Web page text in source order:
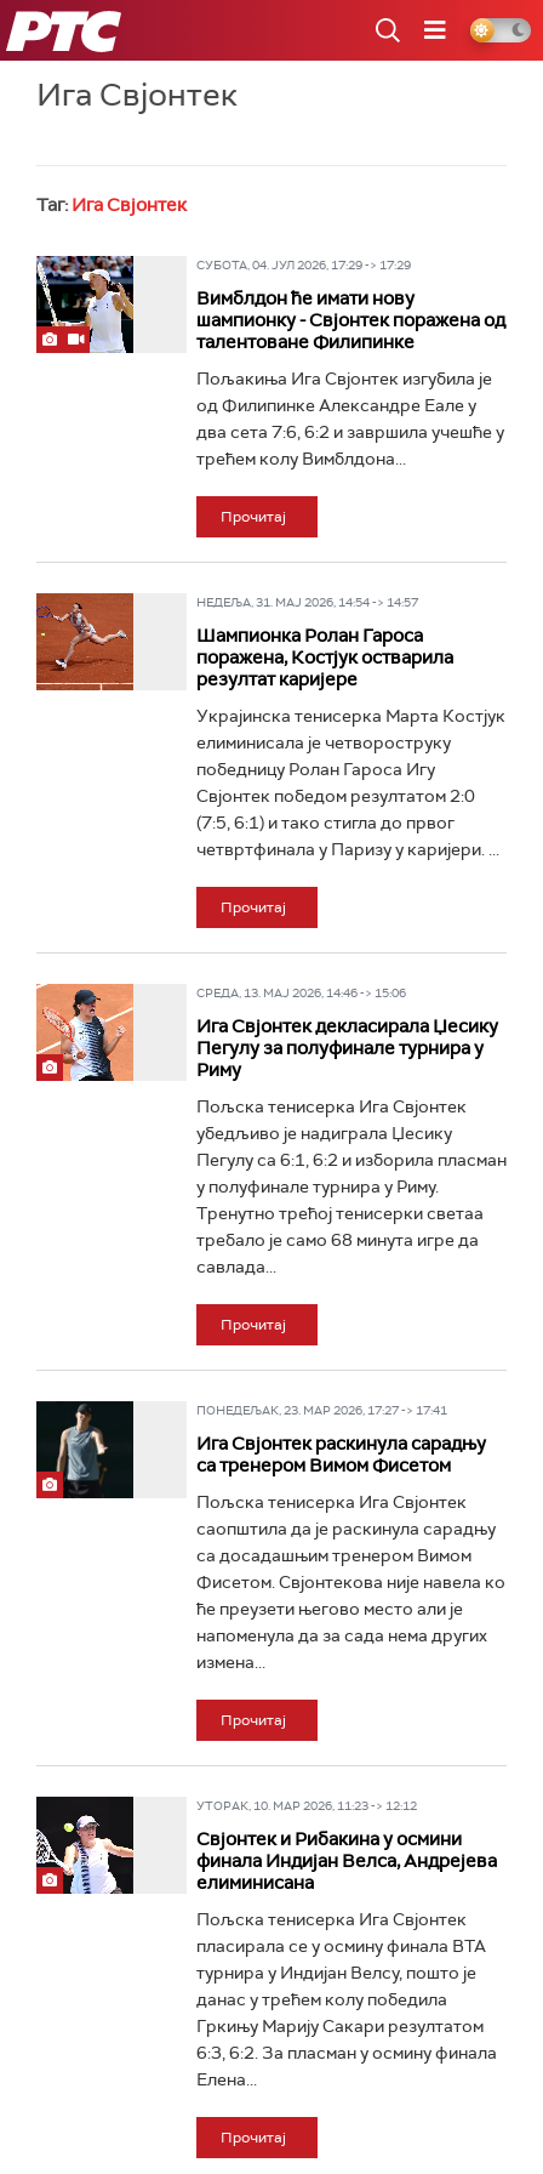
РТС
Ига Свјонтек
Таг: Ига Свјонтек
СУБОТА, 04. ЈУЛ 2026, 17:29 -> 17:29
Вимблдон ће имати нову
шампионку - Свјонтек поражена од
талентоване Филипинке
Пољакиња Ига Свјонтек изгубила је
од Филипинке Александре Еале у
два сета 7:6, 6:2 и завршила учешће у
трећем колу Вимблдона...
Прочитај
НЕДЕЉА, 31. МАЈ 2026, 14:54 -> 14:57
Шампионка Ролан Гароса
поражена, Костјук остварила
резултат каријере
Украјинска тенисерка Марта Костјук
елиминисала је четвороструку
победницу Ролан Гароса Игу
Свјонтек победом резултатом 2:0
(7:5, 6:1) и тако стигла до првог
четвртфинала у Паризу у каријери. ...
Прочитај
СРЕДА, 13. МАЈ 2026, 14:46 -> 15:06
Ига Свјонтек декласирала Џесику
Пегулу за полуфинале турнира у
Риму
Пољска тенисерка Ига Свјонтек
убедљиво је надиграла Џесику
Пегулу са 6:1, 6:2 и изборила пласман
у полуфинале турнира у Риму.
Тренутно трећој тенисерки светаа
требало је само 68 минута игре да
савлада...
Прочитај
ПОНЕДЕЉАК, 23. МАР 2026, 17:27 -> 17:41
Ига Свјонтек раскинула сарадњу
са тренером Вимом Фисетом
Пољска тенисерка Ига Свјонтек
саопштила да је раскинула сарадњу
са досадашњим тренером Вимом
Фисетом. Свјонтекова није навела ко
ће преузети његово место али је
напоменула да за сада нема других
измена...
Прочитај
УТОРАК, 10. МАР 2026, 11:23 -> 12:12
Свјонтек и Рибакина у осмини
финала Индијан Велса, Андрејева
елиминисана
Пољска тенисерка Ига Свјонтек
пласирала се у осмину финала ВТА
турнира у Индијан Велсу, пошто је
данас у трећем колу победила
Гркињу Марију Сакари резултатом
6:3, 6:2. За пласман у осмину финала
Елена...
Прочитај